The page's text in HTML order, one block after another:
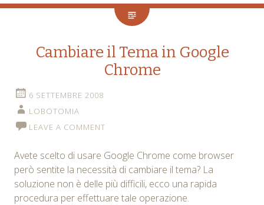
Cambiare il Tema in Google
Chrome
6 SETTEMBRE 2008
LOBOTOMIA
LEAVE A COMMENT
Avete scelto di usare Google Chrome come browser
però sentite la necessità di cambiare il tema? La
soluzione non è delle più difficili, ecco una rapida
procedura per effettuare tale operazione.